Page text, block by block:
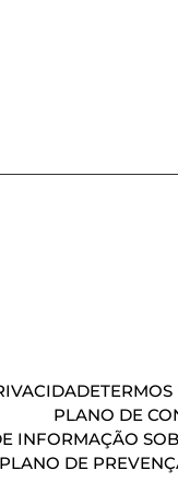
PLANO DE
INFORMAÇÃO
PLANO DE